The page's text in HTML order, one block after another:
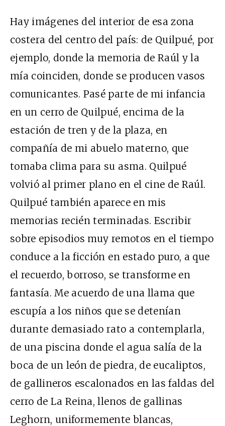
Hay imágenes del interior de esa zona
costera del centro del país: de Quilpué, por
ejemplo, donde la memoria de Raúl y la
mía coinciden, donde se producen vasos
comunicantes. Pasé parte de mi infancia
en un cerro de Quilpué, encima de la
estación de tren y de la plaza, en
compañía de mi abuelo materno, que
tomaba clima para su asma. Quilpué
volvió al primer plano en el cine de Raúl.
Quilpué también aparece en mis
memorias recién terminadas. Escribir
sobre episodios muy remotos en el tiempo
conduce a la ficción en estado puro, a que
el recuerdo, borroso, se transforme en
fantasía. Me acuerdo de una llama que
escupía a los niños que se detenían
durante demasiado rato a contemplarla,
de una piscina donde el agua salía de la
boca de un león de piedra, de eucaliptos,
de gallineros escalonados en las faldas del
cerro de La Reina, llenos de gallinas
Leghorn, uniformemente blancas,